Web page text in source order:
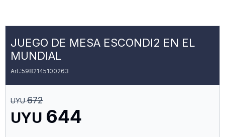
JUEGO DE MESA ESCONDI2 EN EL
MUNDIAL
5982145100263
UYU 644
UYU 672